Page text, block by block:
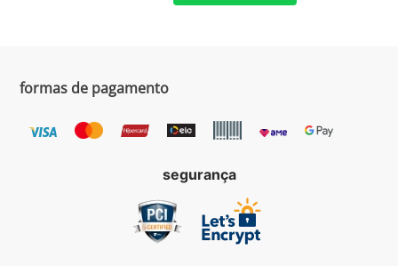
formas de pagamento
segurança